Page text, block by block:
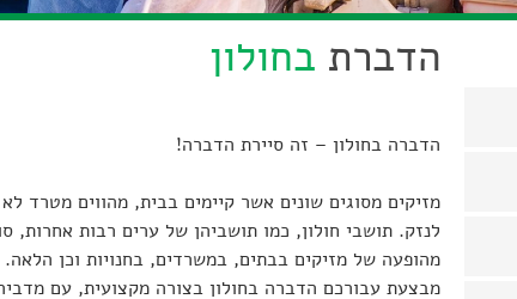
הדברת בחולון
הדברה בחולון – זה סיירת הדברה!
מזיקים מסוגים שונים אשר קיימים בבית, מהווים מטרד
לנזק. תושבי חולון, כמו תושביהן של ערים רבות אחרות,
מהופעה של מזיקים בבתים, במשרדים, בחנויות וכן
מבצעת עבורכם הדברה בחולון בצורה מקצועית, עם